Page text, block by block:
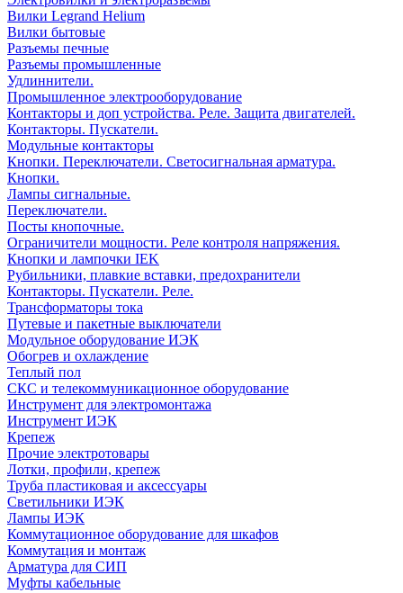
Вилки Legrand Helium
Вилки бытовые
Разъемы печные
Разъемы промышленные
Удлиннители.
Промышленное электрооборудование
Контакторы и доп устройства. Реле. Защита двигателей.
Контакторы. Пускатели.
Модульные контакторы
Кнопки. Переключатели. Светосигнальная арматура.
Кнопки.
Лампы сигнальные.
Переключатели.
Посты кнопочные.
Ограничители мощности. Реле контроля напряжения.
Кнопки и лампочки IEK
Рубильники, плавкие вставки, предохранители
Контакторы. Пускатели. Реле.
Трансформаторы тока
Путевые и пакетные выключатели
Модульное оборудование ИЭК
Обогрев и охлаждение
Теплый пол
СКС и телекоммуникационное оборудование
Инструмент для электромонтажа
Инструмент ИЭК
Крепеж
Прочие электротовары
Лотки, профили, крепеж
Труба пластиковая и аксессуары
Светильники ИЭК
Лампы ИЭК
Коммутационное оборудование для шкафов
Коммутация и монтаж
Арматура для СИП
Муфты кабельные